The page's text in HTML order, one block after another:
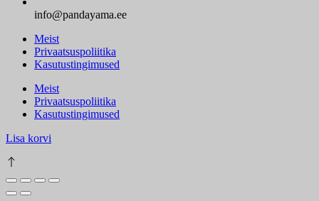
info@pandayama.ee
Meist
Privaatsuspoliitika
Kasutustingimused
Meist
Privaatsuspoliitika
Kasutustingimused
Lisa korvi